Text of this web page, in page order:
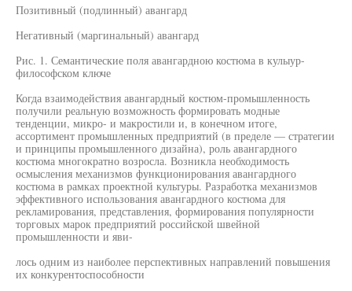
Позитивный (подлинный) авангард
Негативный (маргинальный) авангард
Рис. 1. Семантические поля авангардною костюма в кулыур-
философском ключе
Когда взаимодействия авангардный костюм-промышленность
получили реальную возможность формировать модные
тенденции, микро- и макростили и, в конечном итоге,
ассортимент промышленных предприятий (в пределе — стратегии
и принципы промышленного дизайна), роль авангардного
костюма многократно возросла. Возникла необходимость
осмысления механизмов функционирования авангардного
костюма в рамках проектной культуры. Разработка механизмов
эффективного использования авангардного костюма для
рекламирования, представления, формирования популярности
торговых марок предприятий российской швейной
промышленности и яви-
лось одним из наиболее перспективных направлений повышения
их конкурентоспособности